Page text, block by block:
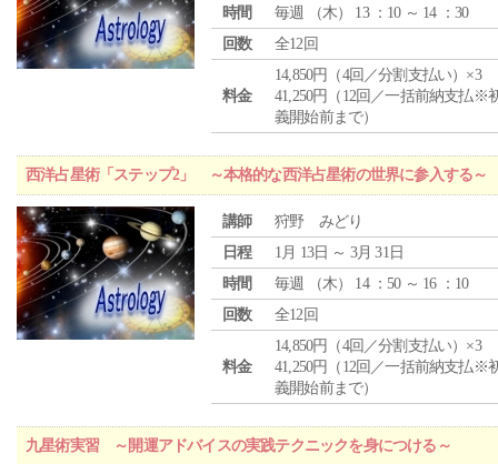
時間
毎週 （木） 13 ：10 ～ 14 ：30
回数
全12回
料金
14,850円（4回／分割支払い）×3
41,250円（12回／一括前納支払※
義開始前まで）
西洋占星術「ステップ2」 ～本格的な西洋占星術の世界に参入する～
講師
狩野 みどり
日程
1月 13日 ～ 3月 31日
時間
毎週 （木） 14 ：50 ～ 16 ：10
回数
全12回
料金
14,850円（4回／分割支払い）×3
41,250円（12回／一括前納支払※
義開始前まで）
九星術実習 ～開運アドバイスの実践テクニックを身につける～